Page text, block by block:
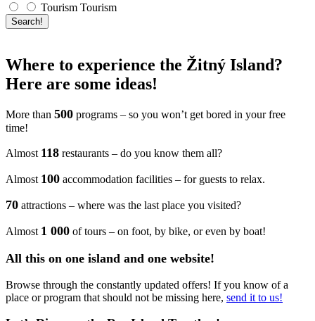
Tourism Tourism
Search!
Where to experience the Žitný Island?
Here are some ideas!
More than 500 programs – so you won’t get bored in your free
time!
Almost 118 restaurants – do you know them all?
Almost 100 accommodation facilities – for guests to relax.
70 attractions – where was the last place you visited?
Almost 1 000 of tours – on foot, by bike, or even by boat!
All this on one island and one website!
Browse through the constantly updated offers! If you know of a
place or program that should not be missing here, send it to us!